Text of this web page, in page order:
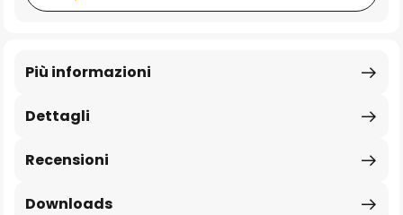
Dettagli
Più informazioni
Recensioni
Downloads